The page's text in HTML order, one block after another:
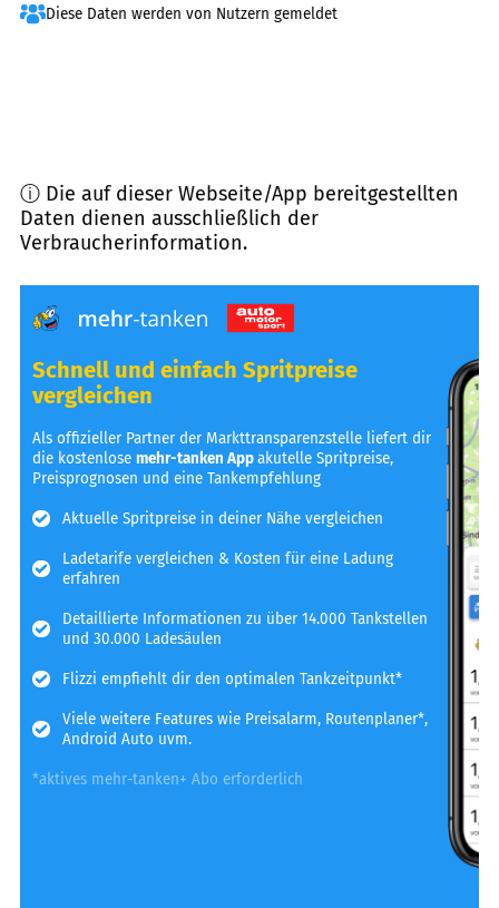
Diese Daten werden von Nutzern gemeldet
ⓘ Die auf dieser Webseite/App bereitgestellten
Daten dienen ausschließlich der
Verbraucherinformation.
Schnell und einfach Spritpreise
vergleichen
Als offizieller Partner der Markttransparenzstelle liefert dir
die kostenlosemehr-tanken Appakutelle Spritpreise,
Preisprognosen und eine Tankempfehlung
Aktuelle Spritpreise in deiner Nähe vergleichen
Ladetarife vergleichen & Kosten für eine Ladung
erfahren
Detaillierte Informationen zu über 14.000 Tankstellen
und 30.000 Ladesäulen
Flizzi empfiehlt dir den optimalen Tankzeitpunkt*
Viele weitere Features wie Preisalarm, Routenplaner*,
Android Auto uvm.
*aktives mehr-tanken+ Abo erforderlich